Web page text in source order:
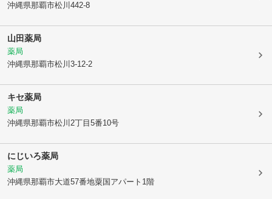
沖縄県那覇市松川442-8
山田薬局
薬局
沖縄県那覇市松川3-12-2
キセ薬局
薬局
沖縄県那覇市松川2丁目5番10号
にじいろ薬局
薬局
沖縄県那覇市大道57番地粟国アパート1階